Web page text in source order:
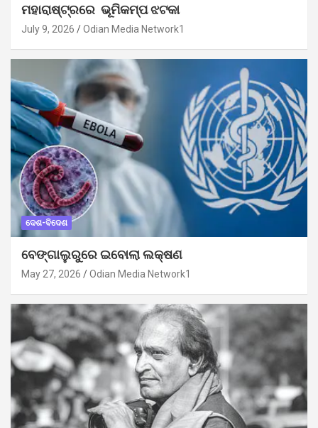
ମହାରାଷ୍ଟ୍ରରେ ଭୂମିକମ୍ପ ଝଟକା
July 9, 2026 Odian Media Network1
ଦେଶ-ବିଦେଶ
ବେଙ୍ଗାଲୁରୁରେ ଇବୋଲା ଲକ୍ଷଣ
May 27, 2026 Odian Media Network1